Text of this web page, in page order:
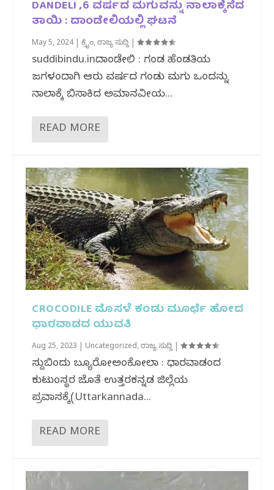
DANDELI ,6 ವರ್ಷದ ಮಗುವನ್ನು ನಾಲಾಕ್ಕೆಸೆದ
ತಾಯಿ : ದಾಂಡೇಲಿಯಲ್ಲಿ ಘಟನೆ
May 5, 2024 |ಕ್ರೈಂ,ರಾಜ್ಯ ಸುದ್ದಿ |
suddibindu.inದಾಂಡೇಲಿ : ಗಂಡ ಹೆಂಡತಿಯ
ಜಗಳದಿಂದಾಗಿ ಆರು ವರ್ಷದ ಗಂಡು ಮಗು ಒಂದನ್ನು
ನಾಲಾಕ್ಕೆ ಬಿಸಾಕಿದ ಅಮಾನವೀಯ...
READ MORE
CROCODILE ಮೊಸಳೆ ಕಂಡು ಮೂರ್ಛೆ ಹೋದ
ಧಾರವಾಡದ ಯುವತಿ
Aug 25, 2023 Uncategorized,ರಾಜ್ಯ ಸುದ್ದಿ |
ಸುದ್ದಿಬಿಂದು ಬ್ಯೂರೋಅಂಕೋಲಾ : ಧಾರವಾಡದಿಂದ
ಕುಟುಂಸ್ಥರ ಜೊತೆ ಉತ್ತರಕನ್ನಡ ಜಿಲ್ಲೆಯ
ಪ್ರವಾಸಕ್ಕೆ(Uttarkannada...
READ MORE